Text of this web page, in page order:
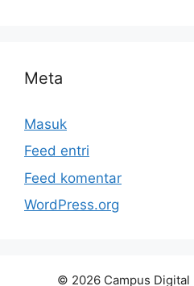
Meta
Masuk
Feed entri
Feed komentar
WordPress.org
© 2026 Campus Digital